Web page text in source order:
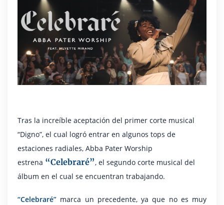
Tras la increíble aceptación del primer corte musical
“Digno”, el cual logró entrar en algunos tops de
estaciones radiales, Abba Pater Worship
estrena “Celebraré”, el segundo corte musical del
álbum en el cual se encuentran trabajando.
“Celebraré” marca un precedente, ya que no es muy